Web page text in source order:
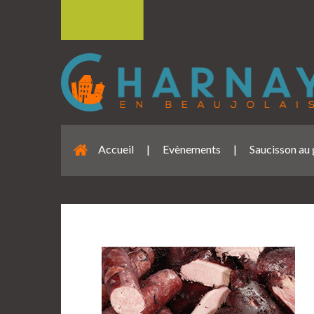
Accueil | Evènements | Saucisson au